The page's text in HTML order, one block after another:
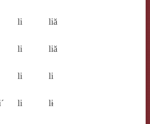
li liă
li liă
li li
li lɨ